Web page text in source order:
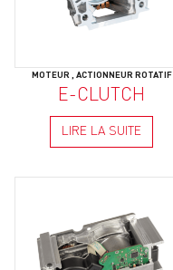
MOTEUR ACTIONNEUR ROTATIF
E-CLUTCH
LIRE LA SUITE